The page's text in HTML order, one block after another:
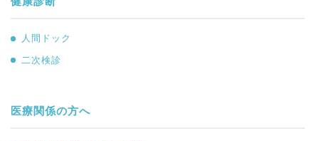
人間ドック
二次検診
医療関係の方へ